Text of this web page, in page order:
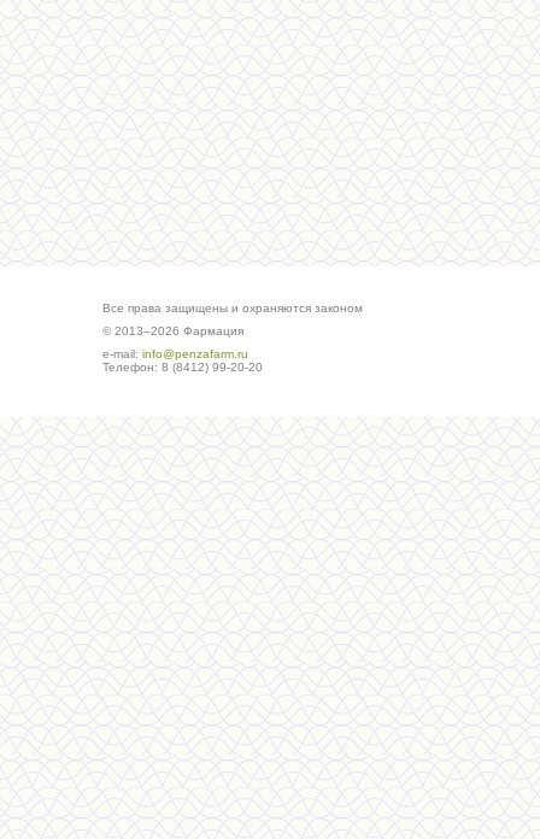
Все права защищены и охраняются законом
© 2013–2026 Фармация
е-mail: info@penzafarm.ru
Телефон: 8 (8412) 99-20-20
Сделано в студии ws-global.ru